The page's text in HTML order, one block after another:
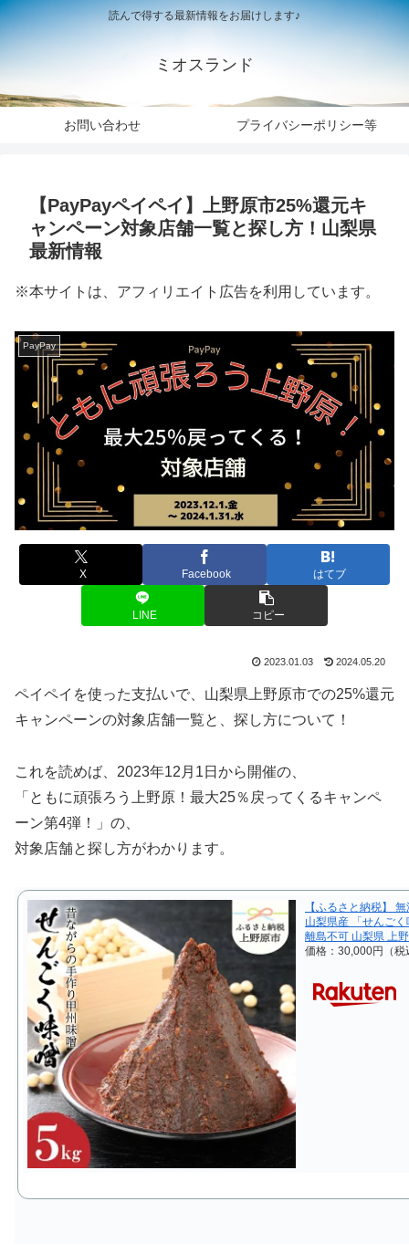
読んで得する最新情報をお届けします♪
ミオスランド
お問い合わせ プライバシーポリシー等
【PayPayペイペイ】上野原市25%還元キ
ャンペーン対象店舗一覧と探し方！山梨県
最新情報
※本サイトは、アフィリエイト広告を利用しています。
PayPay
X Facebook はてブ
LINE コピー
2023.01.03 2024.05.20
ペイペイを使った支払いで、山梨県上野原市での25%還元
キャンペーンの対象店舗一覧と、探し方について！
これを読めば、2023年12月1日から開催の、
「ともに頑張ろう上野原！最大25％戻ってくるキャンペ
ーン第4弾！」の、
対象店舗と探し方がわかります。
【ふるさと納税】
山梨県産 「せんご
離島不可 山梨県 上
価格：30,000円（